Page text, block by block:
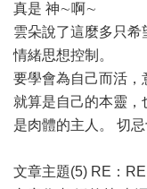
真是 神∼啊∼
雲朵說了這麼多只希
情緒思想控制。
要學會為自己而活，
就算是自己的本靈
是肉體的主人。 切
文章主題(5) RE：